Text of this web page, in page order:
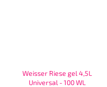
Weisser Riese gel 4,5L
Universal - 100 WL